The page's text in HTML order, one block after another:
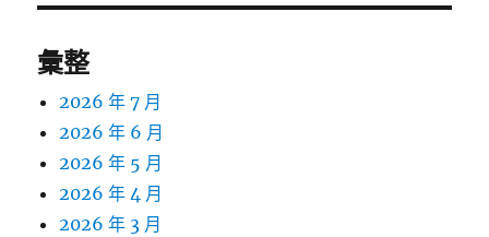
彙整
2026 年 7 月
2026 年 6 月
2026 年 5 月
2026 年 4 月
2026 年 3 月